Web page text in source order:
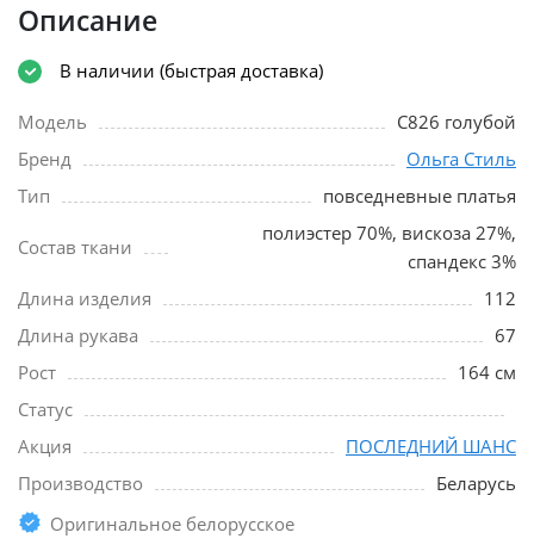
Описание
В наличии (быстрая доставка)
Модель
С826 голубой
Бренд
Ольга Стиль
Тип
повседневные платья
Состав ткани
полиэстер 70%, вискоза 27%,
спандекс 3%
Длина изделия
112
Длина рукава
67
Рост
164 см
Статус
Акция
ПОСЛЕДНИЙ ШАНС
Производство
Беларусь
Оригинальное белорусское